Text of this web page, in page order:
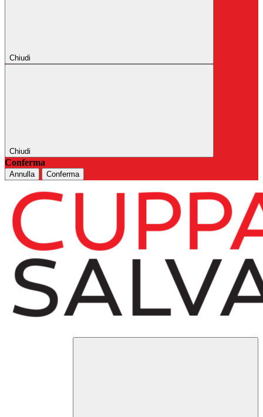
Chiudi
Chiudi
Conferma
Annulla Conferma